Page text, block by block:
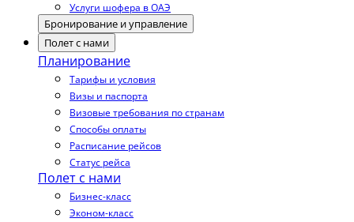
Услуги шофера в ОАЭ
Бронирование и управление
Полет с нами
Планирование
Тарифы и условия
Визы и паспорта
Визовые требования по странам
Способы оплаты
Расписание рейсов
Статус рейса
Полет с нами
Бизнес-класс
Эконом-класс